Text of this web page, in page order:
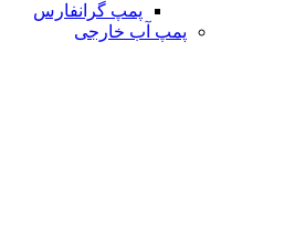
پمپ گرانفارس
پمپ آب خارجی